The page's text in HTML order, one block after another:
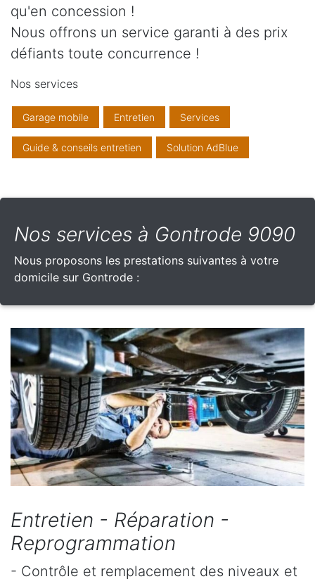
qu'en concession !
Nous offrons un service garanti à des prix
défiants toute concurrence !
Nos services
Garage mobile Entretien Services
Guide & conseils entretien Solution AdBlue
Nos services à Gontrode 9090
Nous proposons les prestations suivantes à votre
domicile sur Gontrode :
Entretien - Réparation -
Reprogrammation
- Contrôle et remplacement des niveaux et